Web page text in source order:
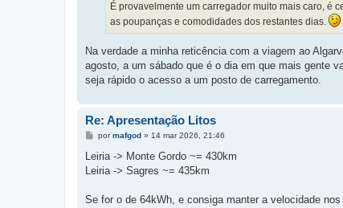
É provavelmente um carregador muito mais caro, é
as poupanças e comodidades dos restantes dias.
Na verdade a minha reticência com a viagem ao
agosto, a um sábado que é o dia em que mais gente
seja rápido o acesso a um posto de carregamento.
Re: Apresentação Litos
M
n
a
m
pormafgod» 14 mar 2026, 21:46
Leiria -> Monte Gordo ~= 430km
Leiria -> Sagres ~= 435km
Se for o de 64kWh, e consiga manter a velocidade